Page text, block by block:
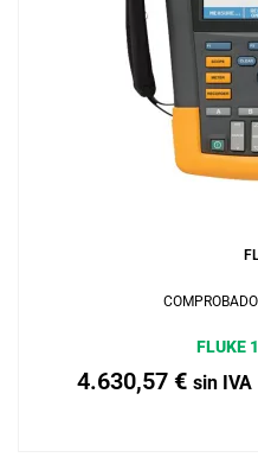
FLUKE
4.630,57 € sin IVA